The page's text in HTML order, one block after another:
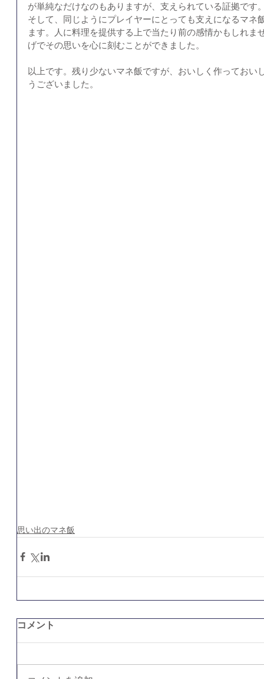
が単純なだけなのもありますが、支えられている証拠です
そして、同じようにプレイヤーにとっても支えになるマネ
ます。人に料理を提供する上で当たり前の感情かもしれま
げでその思いを心に刻むことができました。
以上です。残り少ないマネ飯ですが、おいしく作っておい
うございました。
思い出のマネ飯
コメント